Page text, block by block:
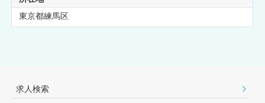
東京都練馬区
求人検索